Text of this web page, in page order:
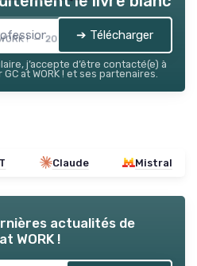
! — 2026 ➔ Télécharger
j’accepte d’être contacté(e) à
at WORK ! et ses partenaires.
Claude Mistral
actualités de
WORK !